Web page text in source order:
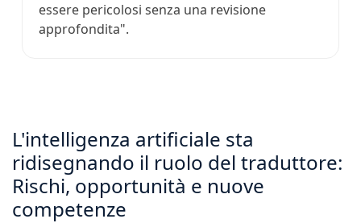
essere pericolosi senza una revisione
approfondita".
L'intelligenza artificiale sta
ridisegnando il ruolo del traduttore:
Rischi, opportunità e nuove
competenze